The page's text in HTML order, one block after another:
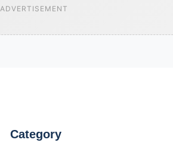
ADVERTISEMENT
Category